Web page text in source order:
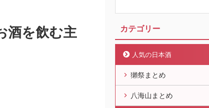
酒を飲む主
カテゴリー
人気の日本酒
獺祭まとめ
八海山まとめ